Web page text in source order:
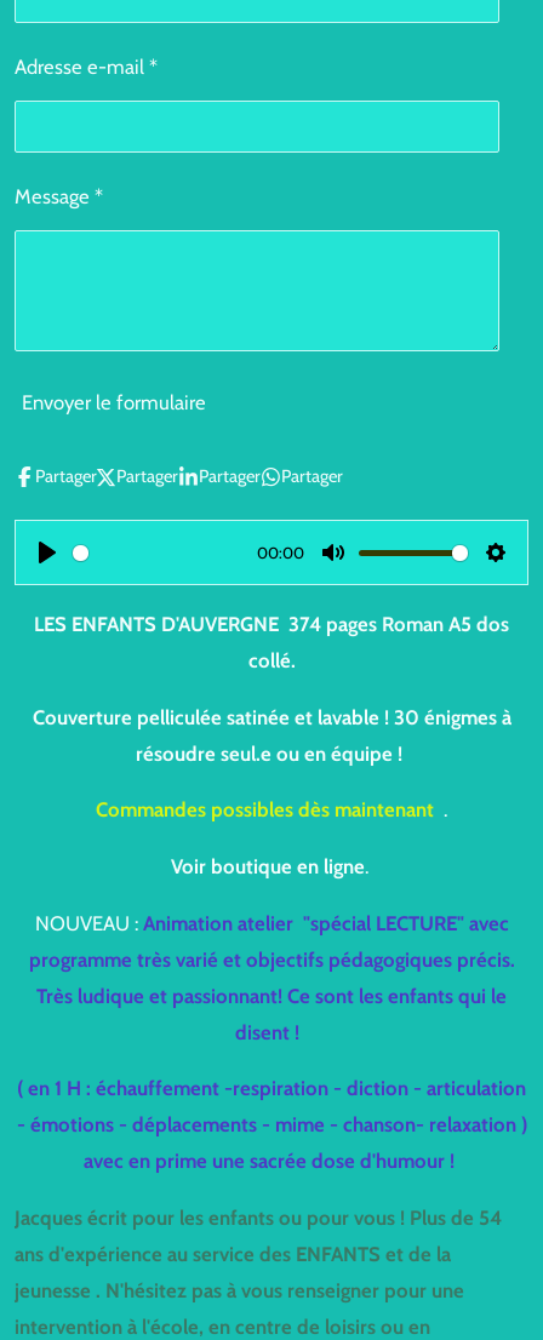
Adresse e-mail *
Message *
Envoyer le formulaire
Partager Partager Partager Partager
P
l
00:00
M
u
S
e
i
LES ENFANTS D'AUVERGNE 374 pages Roman A5 dos
collé.
Couverture pelliculée satinée et lavable ! 30 énigmes à
résoudre seul.e ou en équipe !
Commandes possibles dès maintenant .
Voir boutique en ligne.
NOUVEAU : Animation atelier "spécial LECTURE" avec
programme très varié et objectifs pédagogiques précis.
Très ludique et passionnant! Ce sont les enfants qui le
disent !
( en 1 H : échauffement -respiration - diction - articulation
- émotions - déplacements - mime - chanson- relaxation )
avec en prime une sacrée dose d'humour !
Jacques écrit pour les enfants ou pour vous ! Plus de 54
ans d'expérience au service des ENFANTS et de la
jeunesse . N'hésitez pas à vous renseigner pour une
intervention à l'école, en centre de loisirs ou en